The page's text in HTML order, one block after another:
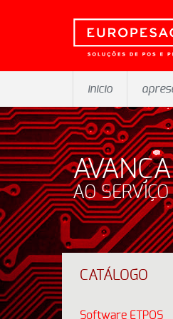
inicio
AO
CATÁLOGO
Software ETPOS